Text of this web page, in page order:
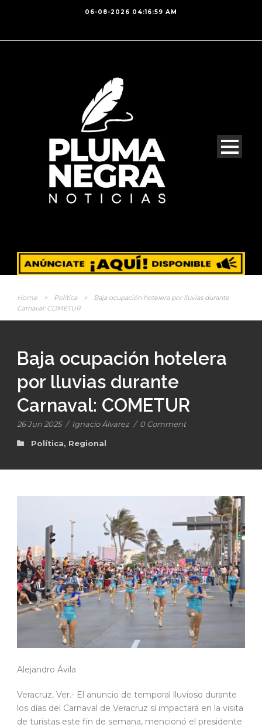
06-08-2026 04:16:59 AM
Home > Política >
Baja ocupación hotelera por lluvias durante
Carnaval: COMETUR
Baja ocupación hotelera
por lluvias durante
Carnaval: COMETUR
26 Jun 2025 / Ignacio Álvarez / 0 Comment
Política, Regional
Alejandro Ávila
Veracruz, Ver.- El anuncio de temporal lluvioso durante
los días del Carnaval de Veracruz sí impactará en la visita
de turistas este fin de semana, mencionó el presidente